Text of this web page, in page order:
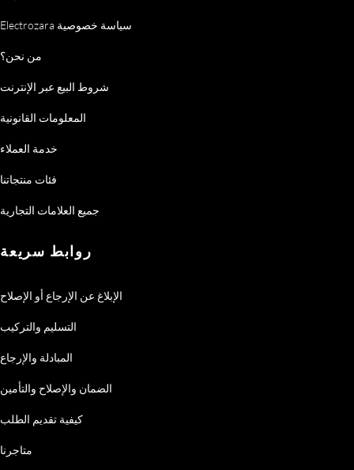
Electrozara سياسة خصوصية
من نحن؟
شروط البيع عبر الإنترنت
المعلومات القانونية
خدمة العملاء
فئات منتجاتنا
جميع العلامات التجارية
روابط سريعة
الإبلاغ عن الإرجاع أو الإصلاح
التسليم والتركيب
المبادلة والإرجاع
الضمان والإصلاح والتأمين
كيفية تقديم الطلب
متاجرنا